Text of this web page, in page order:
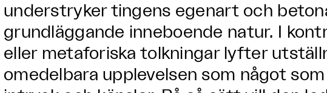
understryker tingens egenart och
grundläggande inneboende natur. I
eller metaforiska tolkningar lyfter
omedelbara upplevelsen som något